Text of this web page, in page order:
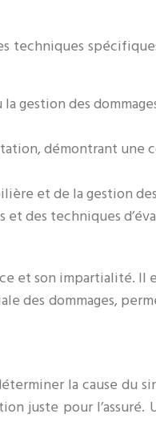
techniques
gestion des
démontrant une
et de la gestion
des techniques
et son impartialité.
des dommages,
la cause
juste pour l’assuré.